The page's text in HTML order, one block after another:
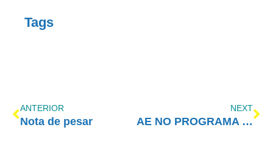
Tags
ANTERIOR
Nota de pesar
NEXT
AE NO PROGRAMA VIDA MELHOR – REDEVIDA – 06/09/2021